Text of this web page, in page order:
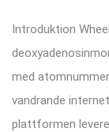
Introduktion
med
vandrande
plattformen